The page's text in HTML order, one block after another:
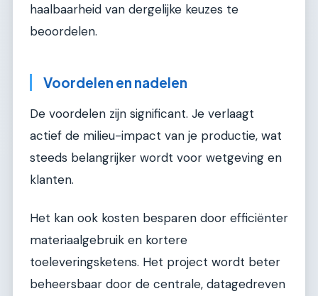
haalbaarheid van dergelijke keuzes te
beoordelen.
Voordelen en nadelen
De voordelen zijn significant. Je verlaagt
actief de milieu-impact van je productie, wat
steeds belangrijker wordt voor wetgeving en
klanten.
Het kan ook kosten besparen door efficiënter
materiaalgebruik en kortere
toeleveringsketens. Het project wordt beter
beheersbaar door de centrale, datagedreven